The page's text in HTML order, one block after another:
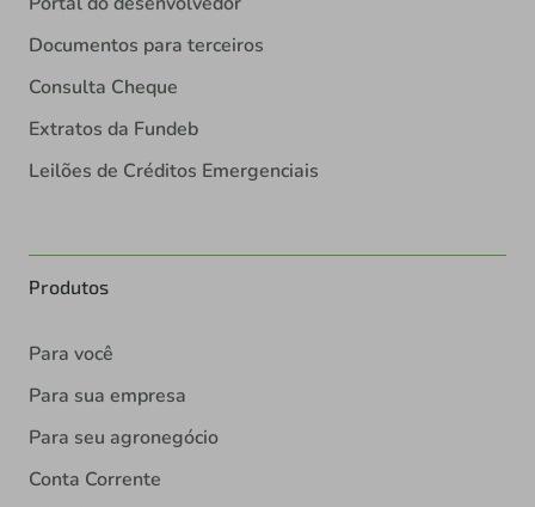
Documentos para terceiros
Consulta Cheque
Extratos da Fundeb
Leilões de Créditos Emergenciais
Produtos
Para você
Para sua empresa
Para seu agronegócio
Conta Corrente